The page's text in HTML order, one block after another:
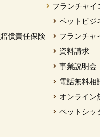
償責任保険
フランチャイ
ペットビジ
フランチャ
資料請求
事業説明会
電話無料相
オンライン
ペットシッ